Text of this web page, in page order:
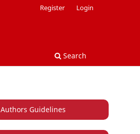
Search
Register Login
Authors Guidelines